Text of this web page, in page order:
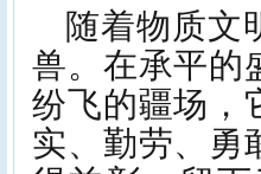
随着物质文
兽。在承平的
纷飞的疆场，
实、勤劳、勇